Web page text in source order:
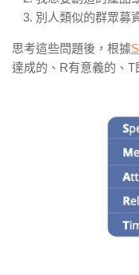
別人類似的群眾募
思考這些問題後，根據
達成的、R有意義的、T